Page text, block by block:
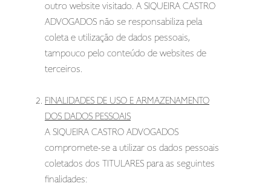
outro website visitado. A SIQUEIRA CASTRO
ADVOGADOS não se responsabiliza pela
coleta e utilização de dados pessoais,
tampouco pelo conteúdo de websites de
terceiros.
FINALIDADES DE USO E ARMAZENAMENTO
DOS DADOS PESSOAIS
A SIQUEIRA CASTRO ADVOGADOS
compromete-se a utilizar os dados pessoais
coletados dos TITULARES para as seguintes
finalidades: